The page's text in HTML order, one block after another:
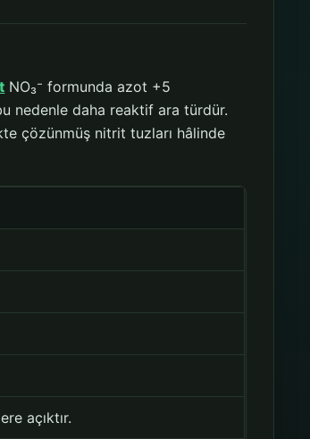
NO₃⁻ formunda azot +5
nedenle daha reaktif ara türdür.
çözünmüş nitrit tuzları hâlinde
açıktır.